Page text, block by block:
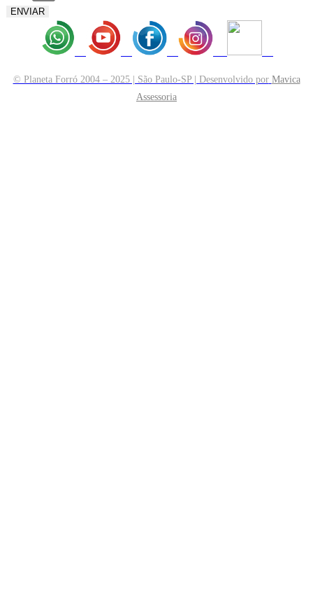
ENVIAR
© Planeta Forró 2004 – 2025 | São Paulo-SP | Desenvolvido por Mavica
Assessoria